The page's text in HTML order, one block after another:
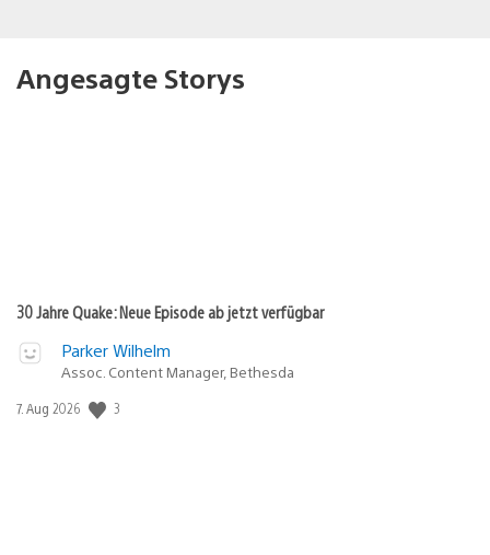
Angesagte Storys
30 Jahre Quake: Neue Episode ab jetzt verfügbar
Parker Wilhelm
Assoc. Content Manager, Bethesda
Veröffentlichungsdatum:
7. Aug 2026 3